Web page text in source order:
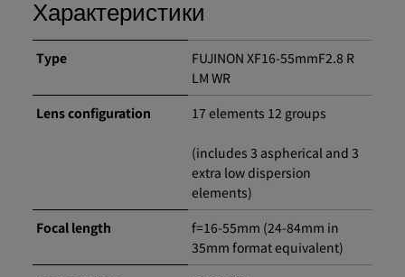
Характеристики
Type
FUJINON XF16-55mmF2.8 R
LM WR
Lens configuration
17 elements 12 groups
(includes 3 aspherical and 3
extra low dispersion
elements)
Focal length
f=16-55mm (24-84mm in
35mm format equivalent)